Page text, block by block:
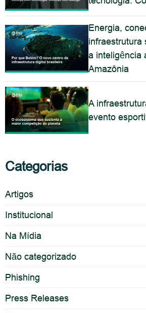
Energia,
infraestrutura
a inteligência
Amazônia
A
evento
Categorias
Artigos
Institucional
Na Mídia
Não categorizado
Phishing
Press Releases